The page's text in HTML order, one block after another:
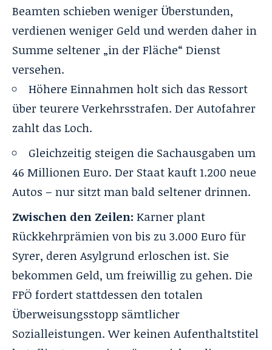
Beamten schieben weniger Überstunden,
verdienen weniger Geld und werden daher in
Summe seltener „in der Fläche“ Dienst
versehen.
Höhere Einnahmen holt sich das Ressort
über teurere Verkehrsstrafen. Der Autofahrer
zahlt das Loch.
Gleichzeitig steigen die Sachausgaben um
46 Millionen Euro. Der Staat kauft 1.200 neue
Autos – nur sitzt man bald seltener drinnen.
Zwischen den Zeilen: Karner plant
Rückkehrprämien von bis zu 3.000 Euro für
Syrer, deren Asylgrund erloschen ist. Sie
bekommen Geld, um freiwillig zu gehen. Die
FPÖ fordert stattdessen den totalen
Überweisungsstopp sämtlicher
Sozialleistungen. Wer keinen Aufenthaltstitel